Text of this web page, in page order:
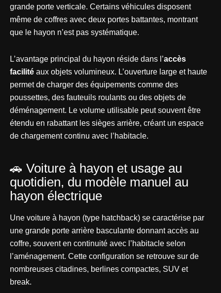
grande porte verticale. Certains véhicules disposent
même de coffres avec deux portes battantes, montrant
que le hayon n’est pas systématique.
L’avantage principal du hayon réside dans l’accès
facilité aux objets volumineux. L’ouverture large et haute
permet de charger des équipements comme des
poussettes, des fauteuils roulants ou des objets de
déménagement. Le volume utilisable peut souvent être
étendu en rabattant les sièges arrière, créant un espace
de chargement continu avec l’habitacle.
🚗 Voiture à hayon et usage au
quotidien, du modèle manuel au
hayon électrique
Une voiture à hayon (type hatchback) se caractérise par
une grande porte arrière basculante donnant accès au
coffre, souvent en continuité avec l’habitacle selon
l’aménagement. Cette configuration se retrouve sur de
nombreuses citadines, berlines compactes, SUV et
break.